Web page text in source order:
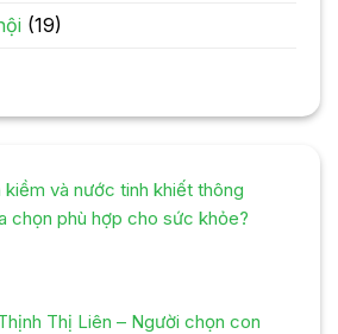
(19)
kiềm và nước tinh khiết thông
chọn phù hợp cho sức khỏe?
Thị Liên – Người chọn con